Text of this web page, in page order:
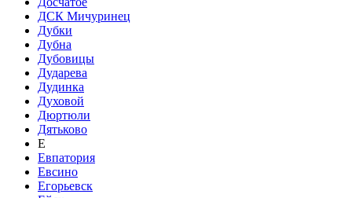
ДСК Мичуринец
Дубки
Дубна
Дубовицы
Дударева
Дудинка
Духовой
Дюртюли
Дятьково
Е
Евпатория
Евсино
Егорьевск